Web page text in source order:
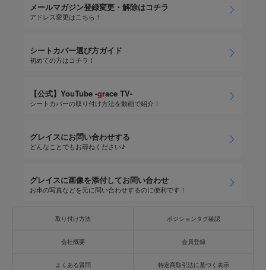
メールマガジン登録変更・解除はコチラ
アドレス変更はこちら！
シートカバー選び方ガイド
初めての方はコチラ！
【公式】YouTube -grace TV-
シートカバーの取り付け方法を動画で紹介！
グレイスにお問い合わせする
どんなことでもお尋ねください♪
グレイスに画像を添付してお問い合わせ
お車の写真などを元に問い合わせするのに便利です！
取り付け方法 ポジションタグ確認
会社概要 会員登録
よくある質問 特定商取引法に基づく表示